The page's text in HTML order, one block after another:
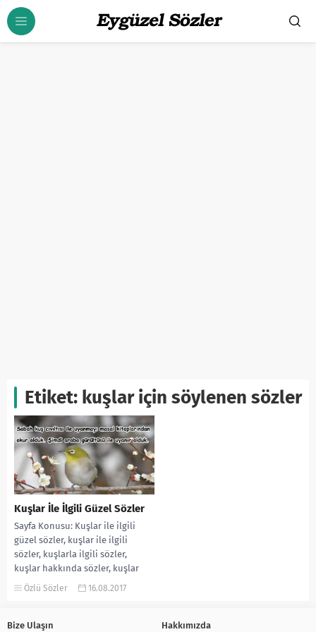
Etiket: kuşlar için söylenen sözler
Kuşlar İle İlgili Güzel Sözler
Sayfa Konusu: Kuşlar ile ilgili
güzel sözler, kuşlar ile ilgili
sözler, kuşlarla ilgili sözler,
kuşlar hakkında sözler, kuşlar
için söylenen...
Özlü Sözler 16.08.2017
Bize Ulaşın Hakkımızda